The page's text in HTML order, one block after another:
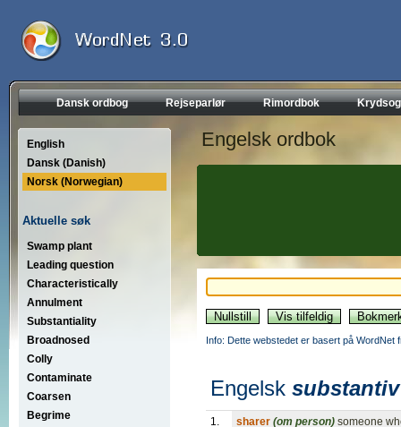
Dansk ordbog Rejseparlør Rimordbok
English
Dansk (Danish)
Norsk (Norwegian)
Aktuelle søk
Swamp plant
Leading question
Characteristically
Annulment
Substantiality
Broadnosed
Colly
Contaminate
Coarsen
Begrime
Engelsk ordbok
Info: Dette webstedet er basert på WordNet
Engelsk substantiv
1. sharer (om person) someone